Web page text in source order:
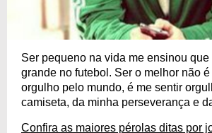
Ser pequeno na vida me ensinou
grande no futebol. Ser o melhor não
orgulho pelo mundo, é me sentir
camiseta, da minha perseverança e
Confira as maiores pérolas ditas por